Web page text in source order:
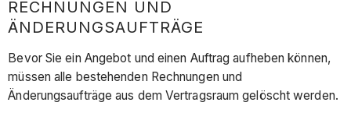
RECHNUNGEN UND
ÄNDERUNGSAUFTRÄGE
Bevor Sie ein Angebot und einen Auftrag aufheben können,
müssen alle bestehenden Rechnungen und
Änderungsaufträge aus dem Vertragsraum gelöscht werden.